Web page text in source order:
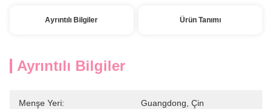
Ayrıntılı Bilgiler Ürün Tanımı
Ayrıntılı Bilgiler
Menşe Yeri: Guangdong, Çin